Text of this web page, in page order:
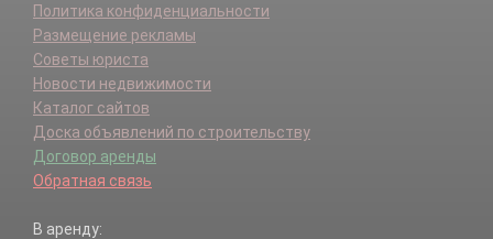
Политика конфиденциальности
Размещение рекламы
Советы юриста
Новости недвижимости
Каталог сайтов
Доска объявлений по строительству
Договор аренды
Обратная связь
В аренду: